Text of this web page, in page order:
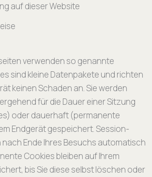
auf dieser Website
verwenden so genannte
sind kleine Datenpakete und richten
keinen Schaden an. Sie werden
für die Dauer einer Sitzung
oder dauerhaft (permanente
Endgerät gespeichert. Session-
Ende Ihres Besuchs automatisch
Cookies bleiben auf Ihrem
bis Sie diese selbst löschen oder